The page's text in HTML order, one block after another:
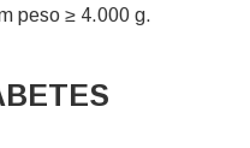
peso ≥ 4.000 g.